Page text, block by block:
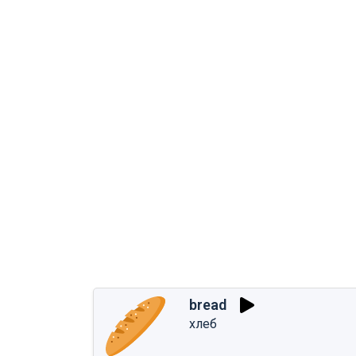
bread
хлеб